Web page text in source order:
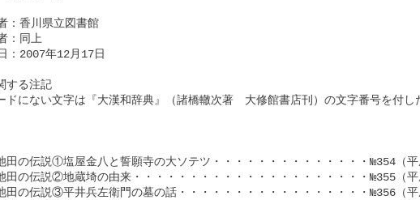
：香川県立図書館
：同上
：2007年12月17日
する注記
ドにない文字は『大漢和辞典』（諸橋轍次著　大修館書店刊）の文字番号を付し
伝説①塩屋金八と誓願寺の大ソテツ・・・・・・・・・・・・・・№354（平
伝説②地蔵埼の由来・・・・・・・・・・・・・・・・・・・・・№355（平
伝説③平井兵左衛門の墓の話・・・・・・・・・・・・・・・・・№356（平